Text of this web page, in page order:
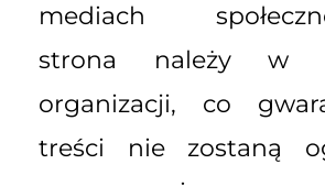
mediach
strona należy w
organizacji, co
treści nie zostaną